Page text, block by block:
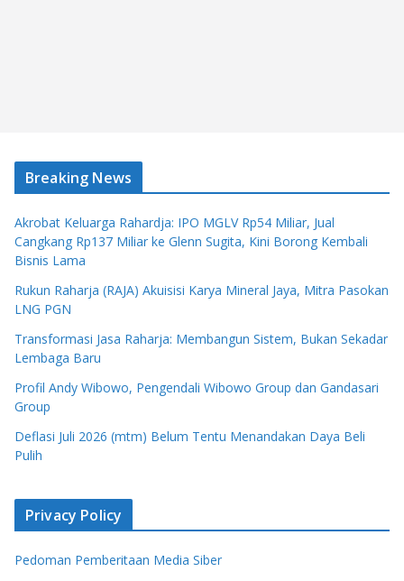
Breaking News
Akrobat Keluarga Rahardja: IPO MGLV Rp54 Miliar, Jual
Cangkang Rp137 Miliar ke Glenn Sugita, Kini Borong Kembali
Bisnis Lama
Rukun Raharja (RAJA) Akuisisi Karya Mineral Jaya, Mitra Pasokan
LNG PGN
Transformasi Jasa Raharja: Membangun Sistem, Bukan Sekadar
Lembaga Baru
Profil Andy Wibowo, Pengendali Wibowo Group dan Gandasari
Group
Deflasi Juli 2026 (mtm) Belum Tentu Menandakan Daya Beli
Pulih
Privacy Policy
Pedoman Pemberitaan Media Siber